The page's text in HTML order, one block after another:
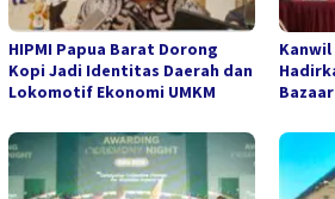
HIPMI Papua Barat Dorong
Kopi Jadi Identitas Daerah dan
Lokomotif Ekonomi UMKM